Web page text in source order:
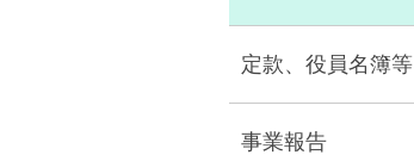
定款、役員名簿等
事業報告